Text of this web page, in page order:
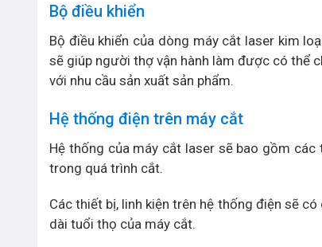
Bộ điều khiển
Bộ điều khiển của dòng máy cắt laser kim
sẽ giúp người thợ vận hành làm được có thể
với nhu cầu sản xuất sản phẩm.
Hệ thống điện trên máy cắt
Hệ thống của máy cắt laser sẽ bao gồm
trong quá trình cắt.
Các thiết bị, linh kiện trên hệ thống điện sẽ
dài tuổi thọ của máy cắt.